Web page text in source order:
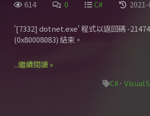
614 0 C#
'[7332] dotnet.exe' 程式以返回碼 -
(0x80008083) 結束。
...繼續閱讀 »
C#